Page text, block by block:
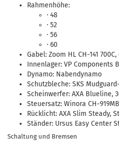
Rahmenhöhe:
· 48
· 52
· 56
· 60
Gabel: Zoom HL CH-141 700C,
Innenlager: VP Components
Dynamo: Nabendynamo
Schutzbleche: SKS
Scheinwerfer: AXA Blueline,
Steuersatz: Winora CH-
Rücklicht: AXA Slim Steady,
Ständer: Ursus Easy Center
Schaltung und Bremsen